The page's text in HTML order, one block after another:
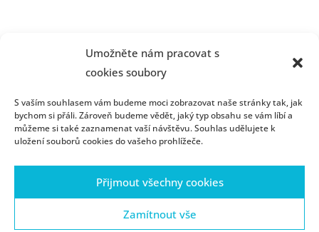
Umožněte nám pracovat s
cookies soubory
S vaším souhlasem vám budeme moci zobrazovat naše stránky tak, jak
bychom si přáli. Zároveň budeme vědět, jaký typ obsahu se vám líbí a
můžeme si také zaznamenat vaší návštěvu. Souhlas udělujete k
uložení souborů cookies do vašeho prohlížeče.
Přijmout všechny cookies
Zamítnout vše
Přijímací řízení Kontakt Portál ZČU
Webmail
Cookies
Ochrana osobních údajů